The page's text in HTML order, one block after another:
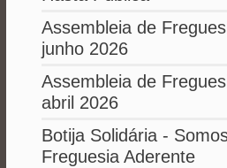
Assembleia de
junho 2026
Assembleia de
abril 2026
Botija Solidária -
Freguesia Aderente